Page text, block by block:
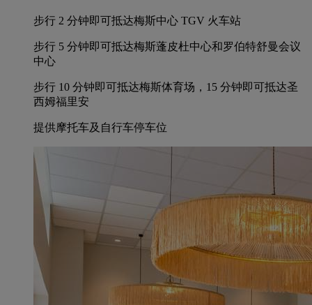
步行 2 分钟即可抵达梅斯中心 TGV 火车站
步行 5 分钟即可抵达梅斯蓬皮杜中心和罗伯特舒曼会议
中心
步行 10 分钟即可抵达梅斯体育场，15 分钟即可抵达圣
西姆福里安
提供摩托车及自行车停车位